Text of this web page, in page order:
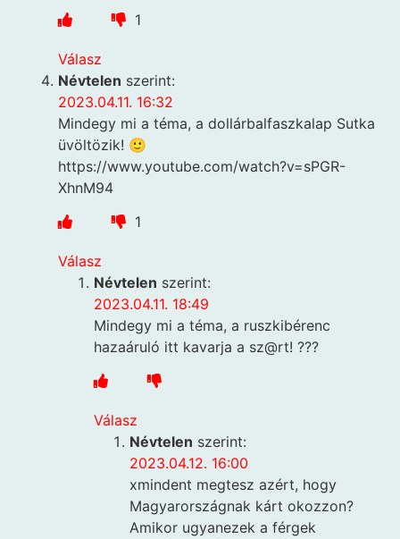
1
Válasz
Névtelen szerint:
2023.04.11. 16:32
Mindegy mi a téma, a dollárbalfaszkalap Sutka
üvöltözik! 🙂
https://www.youtube.com/watch?v=sPGR-
XhnM94
1
Válasz
Névtelen szerint:
2023.04.11. 18:49
Mindegy mi a téma, a ruszkibérenc
hazaáruló itt kavarja a sz@rt! ???
Válasz
Névtelen szerint:
2023.04.12. 16:00
xmindent megtesz azért, hogy
Magyarországnak kárt okozzon?
Amikor ugyanezek a férgek